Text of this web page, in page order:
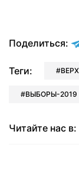
Поделиться:
Теги:
ВЫБОРЫ-2019
Читайте нас в: